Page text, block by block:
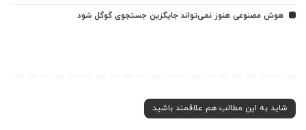
هوش مصنوعی هنوز نمی‌تواند جایگزین جستجوی گوگل شود
شاید به این مطالب هم علاقمند باشید